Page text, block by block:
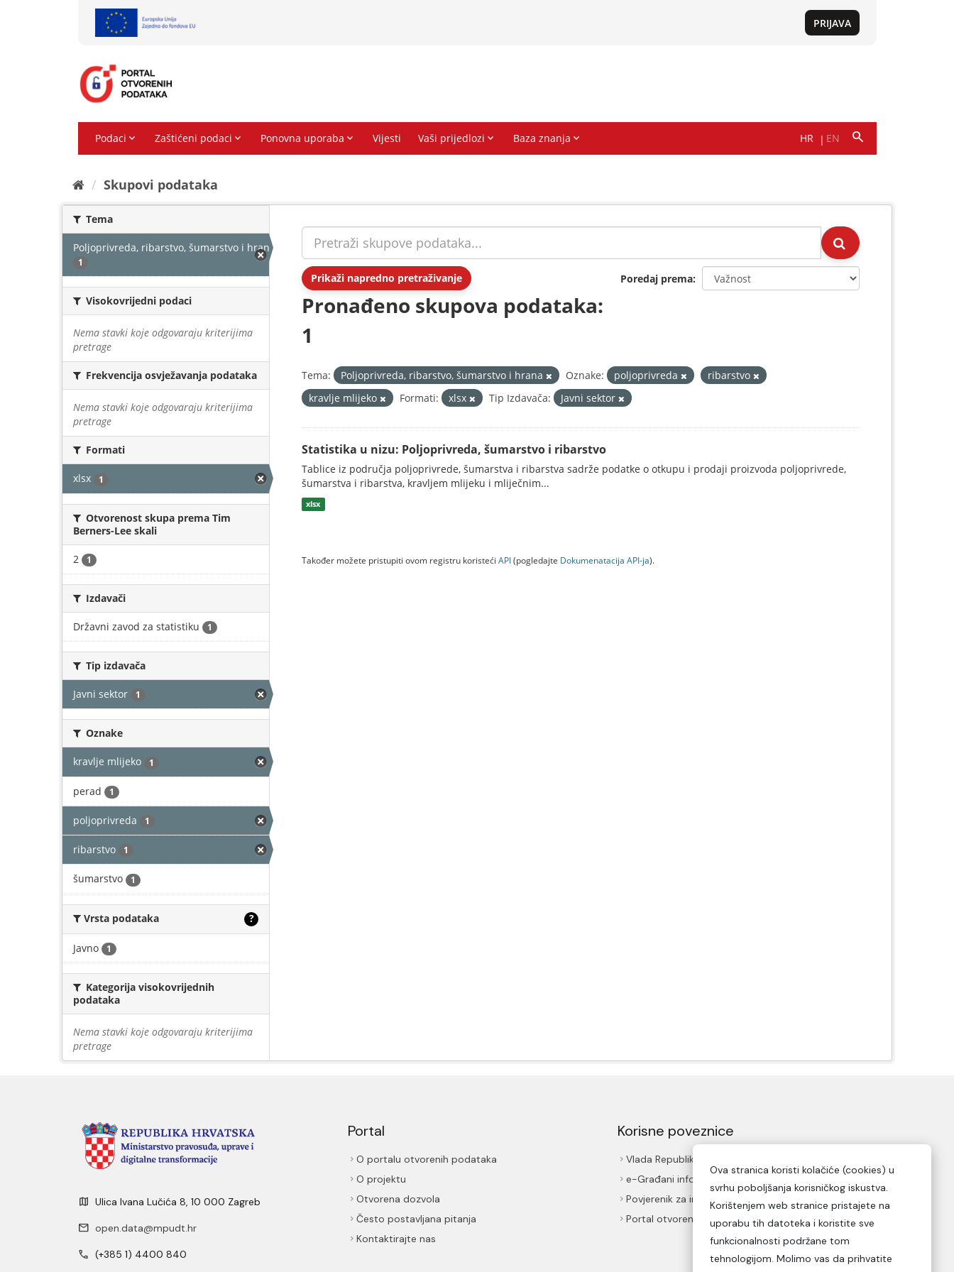
Skupovi podаtаkа
Tema
Poljoprivreda, ribarstvo, šumarstvo i hrana
1
Visokovrijedni podaci
Nema stavki koje odgovaraju kriterijima
pretrage
Frekvencija osvježavanja podataka
Nema stavki koje odgovaraju kriterijima
pretrage
Formati
xlsx 1
Otvorenost skupa prema Tim
Berners-Lee skali
2 1
Izdavači
Državni zavod za statistiku 1
Tip izdavača
Javni sektor 1
Oznake
kravlje mlijeko 1
perad 1
poljoprivreda 1
ribarstvo 1
šumarstvo 1
Vrsta podataka ?
Javno 1
Kategorija visokovrijednih
podataka
Nema stavki koje odgovaraju kriterijima
pretrage
Prikaži napredno pretraživanje Poredaj prema
Pronađeno skupova podataka:
1
Tema: Poljoprivreda, ribarstvo, šumarstvo i hrana Oznake: poljoprivreda
ribarstvo
kravlje mlijeko
Formati: xlsx Tip Izdavača: Javni sektor
Statistika u nizu: Poljoprivreda, šumarstvo i ribarstvo
Tablice iz područja poljoprivrede, šumarstva i ribarstva sadrže podatke o otkupu i prodaji proizvoda poljoprivrede,
šumarstva i ribarstva, kravljem mlijeku i mliječnim...
xlsx
Također možete pristupiti ovom registru koristeći API(pogledajte Dokumenаtаcijа API-jа).